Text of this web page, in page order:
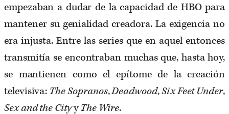
empezaban a dudar de la capacidad de HBO para
mantener su genialidad creadora. La exigencia no
era injusta. Entre las series que en aquel entonces
transmitía se encontraban muchas que, hasta hoy,
se mantienen como el epítome de la creación
televisiva:The Sopranos,Deadwood,Six Feet Under,
Sex and the CityyThe Wire.